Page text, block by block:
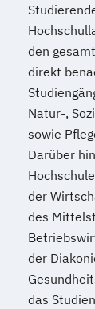
den
direkt
Natur-,
sowie
Darüber
der
des
der
das